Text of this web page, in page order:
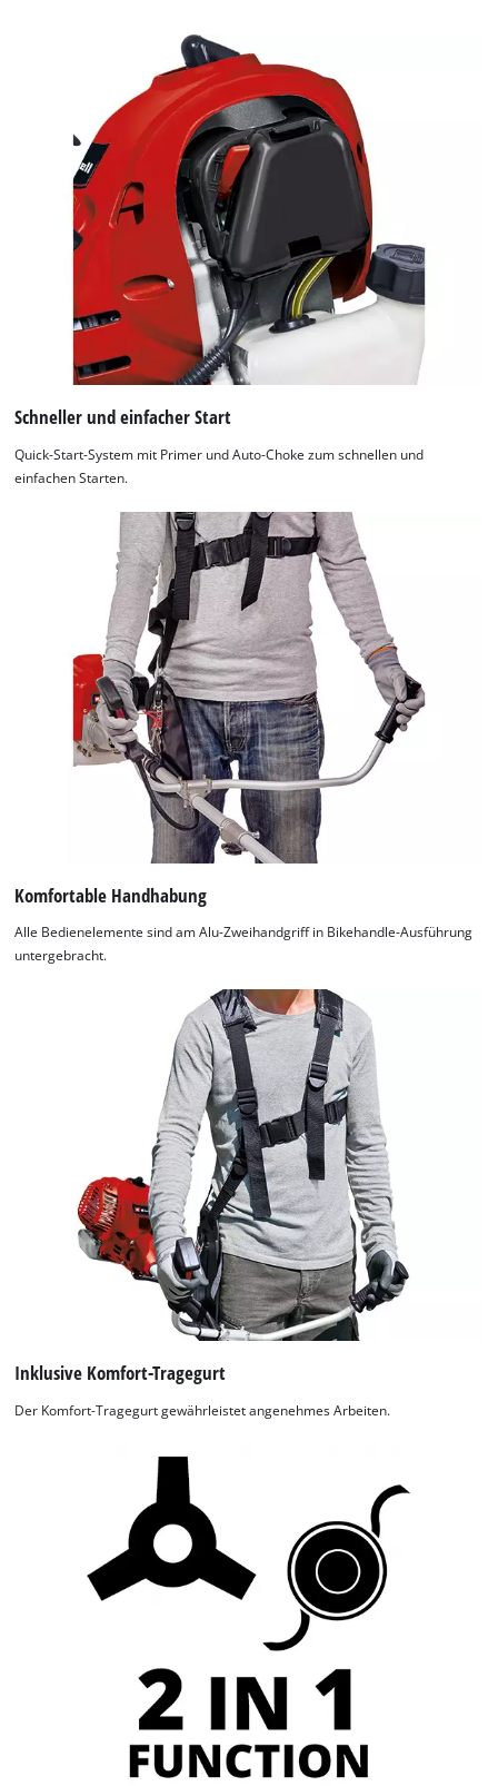
Schneller und einfacher Start
Quick-Start-System mit Primer und Auto-Choke zum schnellen und
einfachen Starten.
Komfortable Handhabung
Alle Bedienelemente sind am Alu-Zweihandgriff in Bikehandle-Ausführung
untergebracht.
Inklusive Komfort-Tragegurt
Der Komfort-Tragegurt gewährleistet angenehmes Arbeiten.